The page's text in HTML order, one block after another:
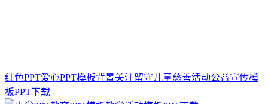
红色PPT爱心PPT模板背景关注留守儿童慈善活动公益宣传模
板PPT下载